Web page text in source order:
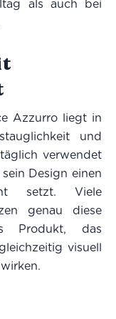
als auch bei
Azzurro liegt in
und
verwendet
Design einen
setzt. Viele
genau diese
Produkt, das
visuell